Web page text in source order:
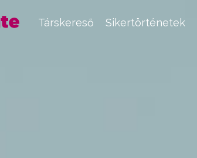
Társkereső Sikertörténetek